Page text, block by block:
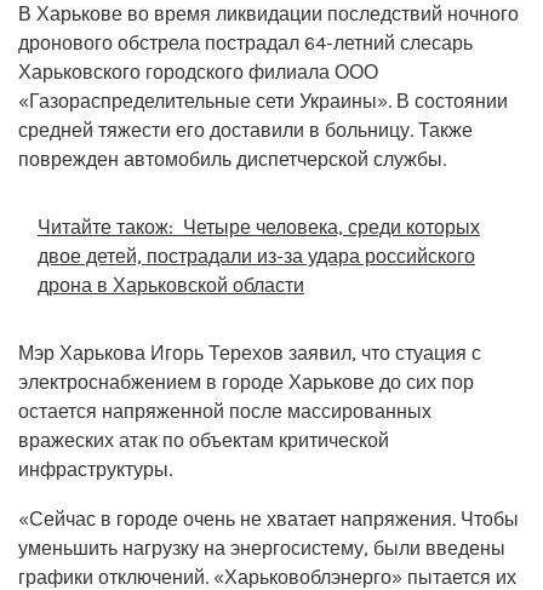
В Харькове во время ликвидации последствий ночного
дронового обстрела пострадал 64-летний слесарь
Харьковского городского филиала ООО
«Газораспределительные сети Украины». В состоянии
средней тяжести его доставили в больницу. Также
поврежден автомобиль диспетчерской службы.
Читайте також: Четыре человека, среди которых
двое детей, пострадали из-за удара российского
дрона в Харьковской области
Мэр Харькова Игорь Терехов заявил, что стуация с
электроснабжением в городе Харькове до сих пор
остается напряженной после массированных
вражеских атак по объектам критической
инфраструктуры.
«Сейчас в городе очень не хватает напряжения. Чтобы
уменьшить нагрузку на энергосистему, были введены
графики отключений. «Харьковоблэнерго» пытается их